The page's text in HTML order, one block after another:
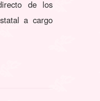
de los
a cargo